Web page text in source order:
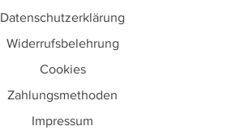
Datenschutzerklärung
Widerrufsbelehrung
Cookies
Zahlungsmethoden
Impressum